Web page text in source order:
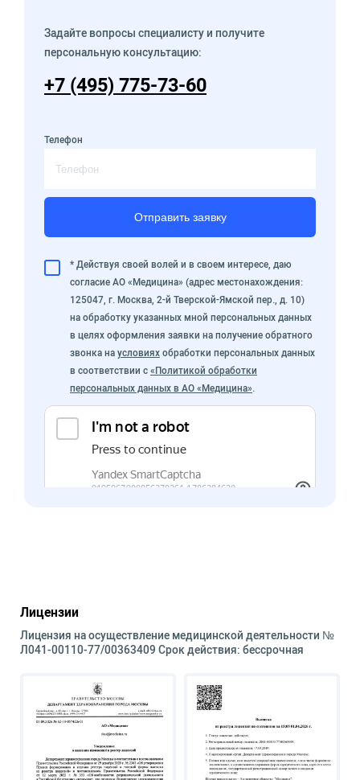
Задайте вопросы специалисту и получите
персональную консультацию:
+7 (495) 775-73-60
Телефон
Отправить заявку
* Действуя своей волей и в своем интересе, даю
согласие АО «Медицина» (адрес местонахождения:
125047, г. Москва, 2-й Тверской-Ямской пер., д. 10)
на обработку указанных мной персональных данных
в целях оформления заявки на получение обратного
звонка на условиях обработки персональных данных
в соответствии с «Политикой обработки
персональных данных в АО «Медицина».
Лицензии
Лицензия на осуществление медицинской деятельности №
Л041-00110-77/00363409 Срок действия: бессрочная